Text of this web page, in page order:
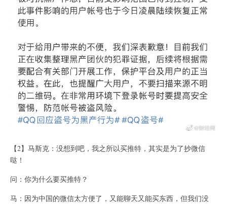
【2】马斯克：没想到吧，我之所以买推特，其实是为了抄微信
哒！
问：你为什么要买推特？
马：因为中国的微信太方便了，又能聊天又能买东西，但我们没